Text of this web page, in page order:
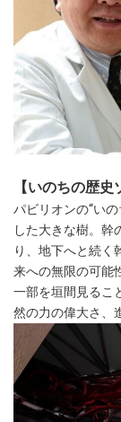
【いのちの歴史
パビリオンの“い
した大きな樹。幹
り、地下へと続
来への無限の可能
一部を垣間見るこ
然の力の偉大さ、